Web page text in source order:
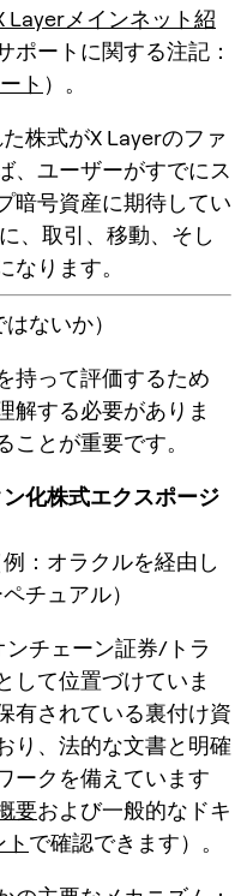
Layerメインネット紹
ポートに関する注記：
ト ）。
株式がX Layerのファ
、ユーザーがすでにス
暗号資産に期待してい
、取引、移動、そし
なります。
ないか）
持って評価するため
解する必要がありま
とが重要です。
化株式エクスポージ
例：オラクルを経由し
チュアル）
ンチェーン証券/トラ
して位置づけていま
有されている裏付け資
り、法的な文書と明確
ークを備えています
要および一般的なドキ
で確認できます）。